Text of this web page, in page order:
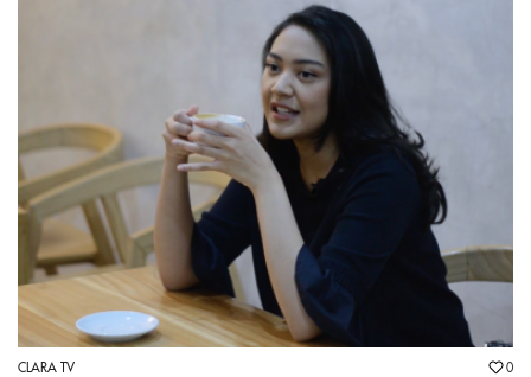
CLARA TV 0